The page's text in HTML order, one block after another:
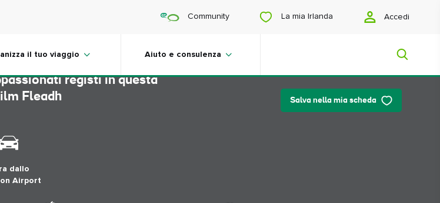
Community La mia Irlanda Accedi
il tuo viaggio Aiuto e consulenza
Salva nella mia scheda
registi in questa
Fleadh
dallo
Airport